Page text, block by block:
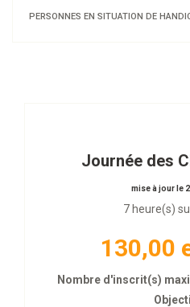
PERSONNES EN SITUATION DE
Journée des
mise à jour le
7 heure(s)
130,00
Nombre d'inscrit(s)